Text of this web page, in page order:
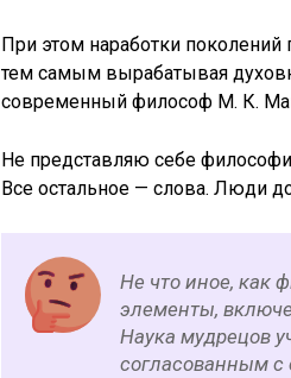
При этом наработки
тем самым вырабатывая
современный философ М. К.
Не представляю себе
Все остальное — слова. Люди
Не что иное, как
элементы,
Наука мудрецов
согласованным с